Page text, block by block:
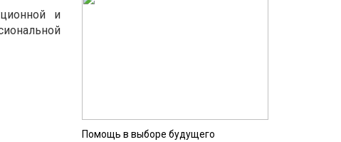
и
Помощь в выборе будущего